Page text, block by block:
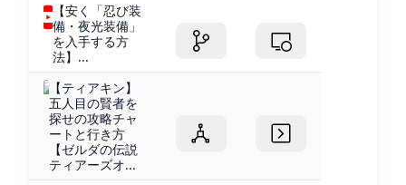
【安く「忍び装
備・夜光装備」
を入手する方
法】...
【ティアキン】
五人目の賢者を
探せの攻略チャ
ートと行き方
【ゼルダの伝説
ティアーズオ...